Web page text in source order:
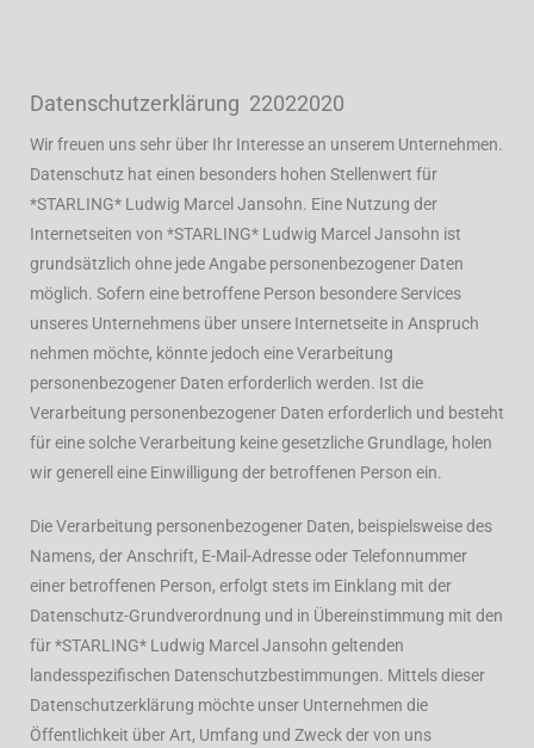
Datenschutzerklärung 22022020
Wir freuen uns sehr über Ihr Interesse an unserem Unternehmen.
Datenschutz hat einen besonders hohen Stellenwert für
*STARLING* Ludwig Marcel Jansohn. Eine Nutzung der
Internetseiten von *STARLING* Ludwig Marcel Jansohn ist
grundsätzlich ohne jede Angabe personenbezogener Daten
möglich. Sofern eine betroffene Person besondere Services
unseres Unternehmens über unsere Internetseite in Anspruch
nehmen möchte, könnte jedoch eine Verarbeitung
personenbezogener Daten erforderlich werden. Ist die
Verarbeitung personenbezogener Daten erforderlich und besteht
für eine solche Verarbeitung keine gesetzliche Grundlage, holen
wir generell eine Einwilligung der betroffenen Person ein.
Die Verarbeitung personenbezogener Daten, beispielsweise des
Namens, der Anschrift, E-Mail-Adresse oder Telefonnummer
einer betroffenen Person, erfolgt stets im Einklang mit der
Datenschutz-Grundverordnung und in Übereinstimmung mit den
für *STARLING* Ludwig Marcel Jansohn geltenden
landesspezifischen Datenschutzbestimmungen. Mittels dieser
Datenschutzerklärung möchte unser Unternehmen die
Öffentlichkeit über Art, Umfang und Zweck der von uns